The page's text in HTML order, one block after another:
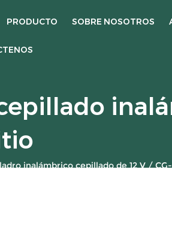
PRODUCTO SOBRE NOSOTROS
inalámbrico cepillado de 12 V/